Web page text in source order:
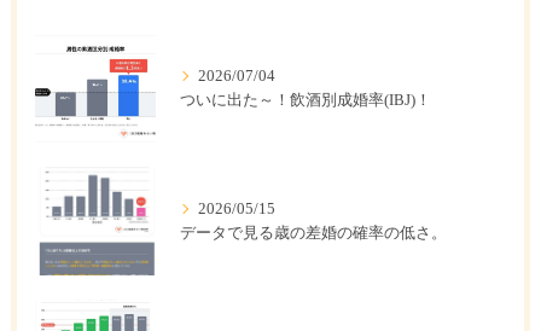
2026/07/04
ついに出た～！飲酒別成婚率(IBJ)！
2026/05/15
データで見る歳の差婚の確率の低さ。